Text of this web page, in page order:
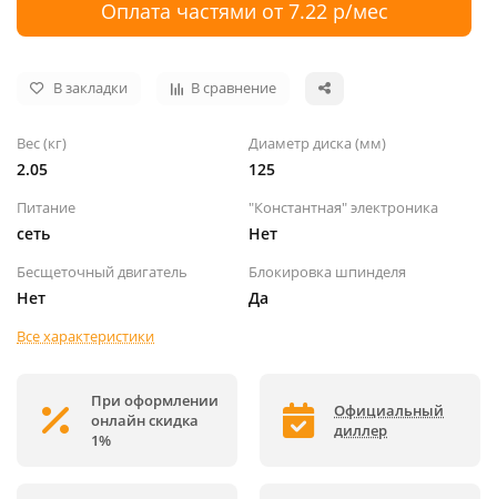
Оплата частями от 7.22 р/мес
В закладки В сравнение
Вес (кг)
2.05
Диаметр диска (мм)
125
Питание
сеть
"Константная" электроника
Нет
Бесщеточный двигатель
Нет
Блокировка шпинделя
Да
Все характеристики
При оформлении
онлайн скидка
1%
Официальный
диллер